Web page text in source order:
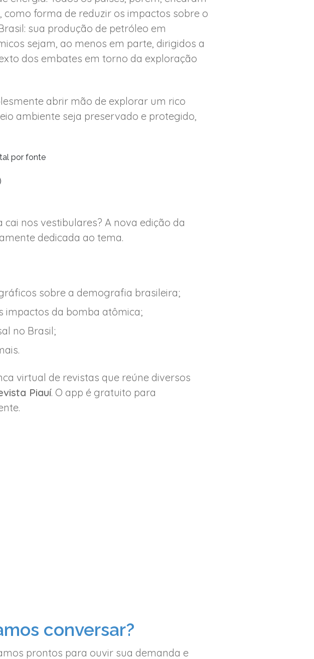
forma de reduzir os impactos sobre o
sua produção de petróleo em
sejam, ao menos em parte, dirigidos a
dos embates em torno da exploração
abrir mão de explorar um rico
ambiente seja preservado e protegido,
nos vestibulares? A nova edição da
dedicada ao tema.
sobre a demografia brasileira;
impactos da bomba atômica;
no Brasil;
virtual de revistas que reúne diversos
Piauí. O app é gratuito para
conversar?
prontos para ouvir sua demanda e